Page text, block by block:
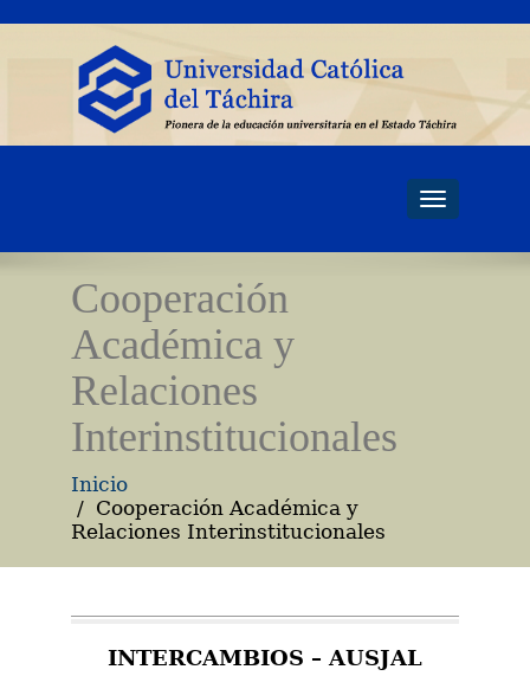
Toggle
Cooperación
Académica y
Relaciones
Interinstitucionales
Inicio
Cooperación Académica y
Relaciones Interinstitucionales
INTERCAMBIOS – AUSJAL